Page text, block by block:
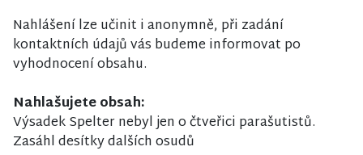
Nahlášení lze učinit i anonymně, při zadání
kontaktních údajů vás budeme informovat po
vyhodnocení obsahu.
Nahlašujete obsah:
Výsadek Spelter nebyl jen o čtveřici parašutistů.
Zasáhl desítky dalších osudů